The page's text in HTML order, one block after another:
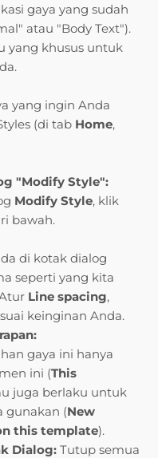
gaya yang sudah
atau "Body Text").
yang khusus untuk
yang ingin Anda
(di tab Home,
"Modify Style":
Modify Style, klik
bawah.
di kotak dialog
seperti yang kita
Line spacing,
keinginan Anda.
gaya ini hanya
ini (This
juga berlaku untuk
gunakan (New
this template).
Dialog: Tutup semua